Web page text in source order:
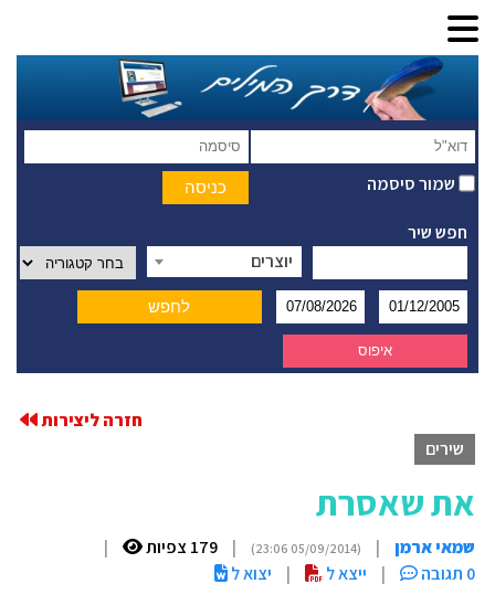
שמור סיסמה
חפש שיר
יוצרים
חזרה ליצירות
שירים
את שאסרת
שמאי ארמן |
(05/09/2014 23:06)
| 179 צפיות
|
0 תגובה
| ייצא ל | יצוא ל